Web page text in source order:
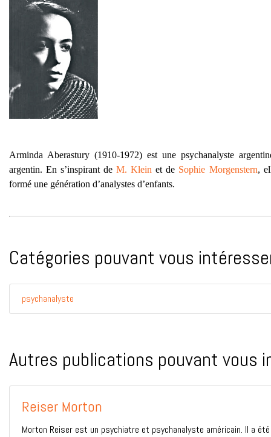
Arminda Aberastury (1910-1972) est une psychanalyste
argentin. En s’inspirant deM. Klein et de Sophie Morgenstern,
formé une génération d’analystes d’enfants.
Catégories pouvant vous
psychanalyste
Autres publications pouvant vous
Reiser Morton
Morton Reiser est un psychiatre et psychanalyste américain. Il a